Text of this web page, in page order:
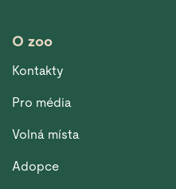
O zoo
Kontakty
Pro média
Volná místa
Adopce